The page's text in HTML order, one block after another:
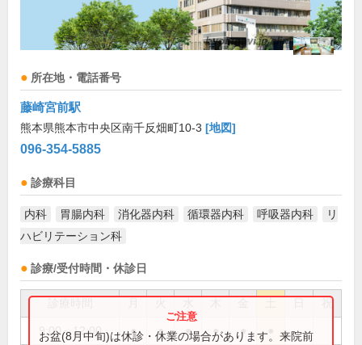
所在地・電話番号
藤崎宮前駅
熊本県熊本市中央区南千反畑町10-3 [地図]
096-354-5885
診療科目
内科 胃腸内科 消化器内科 循環器内科 呼吸器内科
リ
ハビリテーション科
診療/受付時間・休診日
祝
9:00～12:00 ● ● ● ● ●
お盆(8月中旬)は休診・休業の場合があります。来院前